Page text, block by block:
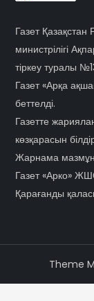
Газет
министрілігі
тіркеу туралы
Газет «Арқа
беттелді.
Газетте
көзқарасын
Жарнама
Газет «Арко»
Қарағанды
Theme